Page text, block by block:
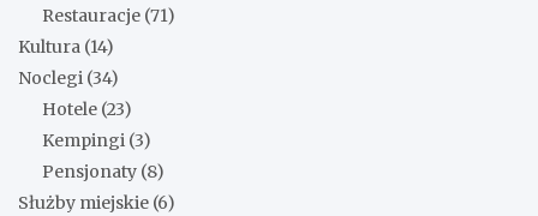
Restauracje (71)
Kultura (14)
Noclegi (34)
Hotele (23)
Kempingi (3)
Pensjonaty (8)
Służby miejskie (6)